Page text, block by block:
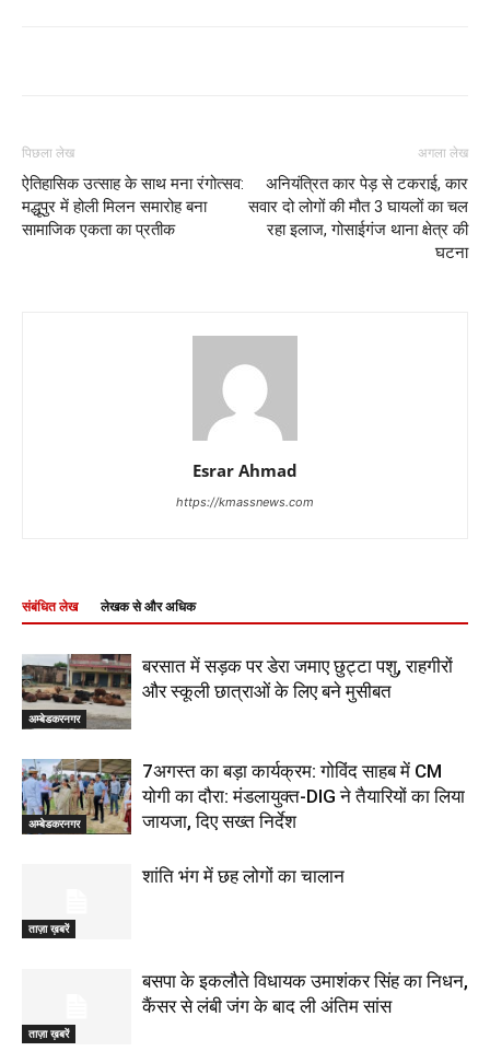
पिछला लेख
ऐतिहासिक उत्साह के साथ मना रंगोत्सव:
मद्धूपुर में होली मिलन समारोह बना
सामाजिक एकता का प्रतीक
अगला लेख
अनियंत्रित कार पेड़ से टकराई, कार
सवार दो लोगों की मौत 3 घायलों का चल
रहा इलाज, गोसाईगंज थाना क्षेत्र की
घटना
Esrar Ahmad
https://kmassnews.com
संबंधित लेख लेखक से और अधिक
अम्बेडकरनगर
बरसात में सड़क पर डेरा जमाए छुट्टा पशु, राहगीरों
और स्कूली छात्राओं के लिए बने मुसीबत
अम्बेडकरनगर
7अगस्त का बड़ा कार्यक्रम: गोविंद साहब में CM
योगी का दौरा: मंडलायुक्त-DIG ने तैयारियों का लिया
जायजा, दिए सख्त निर्देश
ताज़ा ख़बरें
शांति भंग में छह लोगों का चालान
ताज़ा ख़बरें
बसपा के इकलौते विधायक उमाशंकर सिंह का निधन,
कैंसर से लंबी जंग के बाद ली अंतिम सांस